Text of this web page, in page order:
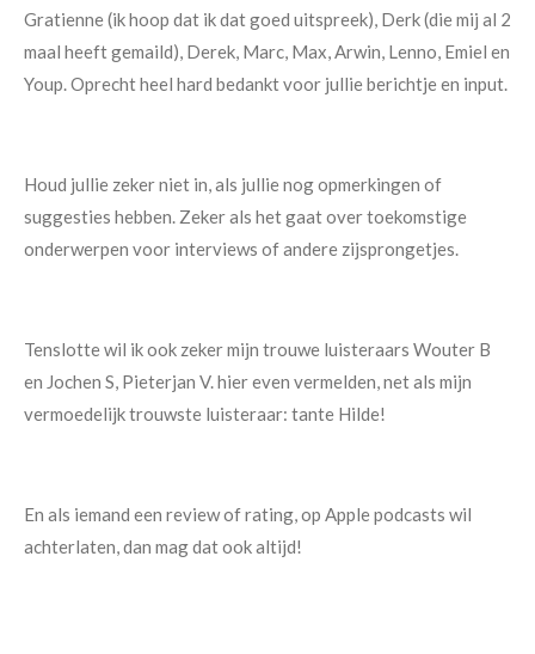
Gratienne (ik hoop dat ik dat goed uitspreek), Derk (die mij al 2
maal heeft gemaild), Derek, Marc, Max, Arwin, Lenno, Emiel en
Youp. Oprecht heel hard bedankt voor jullie berichtje en input.
Houd jullie zeker niet in, als jullie nog opmerkingen of
suggesties hebben. Zeker als het gaat over toekomstige
onderwerpen voor interviews of andere zijsprongetjes.
Tenslotte wil ik ook zeker mijn trouwe luisteraars Wouter B
en Jochen S, Pieterjan V. hier even vermelden, net als mijn
vermoedelijk trouwste luisteraar: tante Hilde!
En als iemand een review of rating, op Apple podcasts wil
achterlaten, dan mag dat ook altijd!